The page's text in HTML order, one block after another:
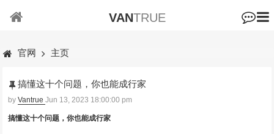
VANTRUE
官网 主页
搞懂这十个问题，你也能成行家
byVantrueJun 13, 2023 18:00:00 pm
搞懂这十个问题，你也能成行家